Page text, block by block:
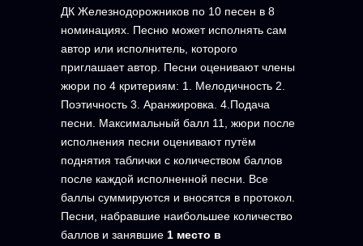
ДК Железнодорожников по 10 песен в 8
номинациях. Песню может исполнять сам
автор или исполнитель, которого
приглашает автор. Песни оценивают члены
жюри по 4 критериям: 1. Мелодичность 2.
Поэтичность 3. Аранжировка. 4.Подача
песни. Максимальный балл 11, жюри после
исполнения песни оценивают путём
поднятия таблички с количеством баллов
после каждой исполненной песни. Все
баллы суммируются и вносятся в протокол.
Песни, набравшие наибольшее количество
баллов и занявшие 1 место в